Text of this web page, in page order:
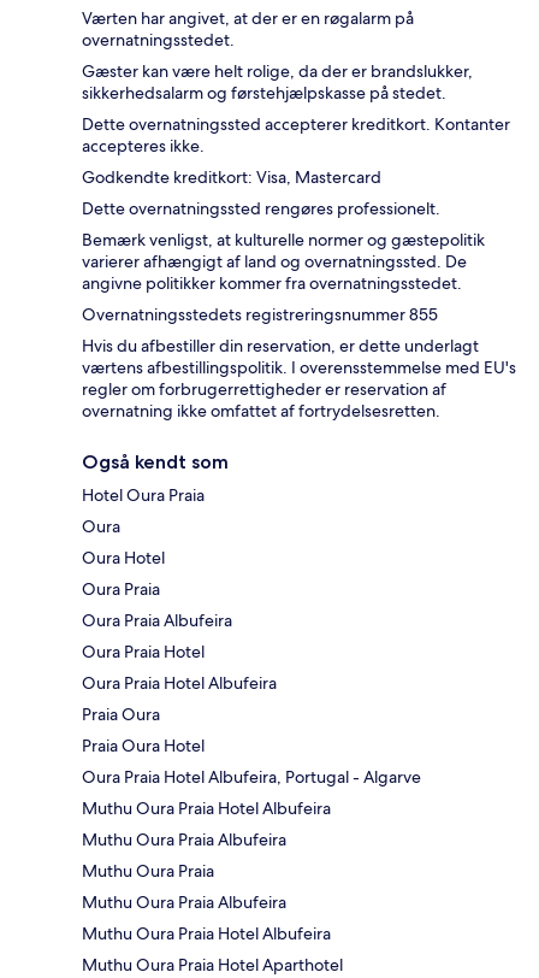
Værten har angivet, at der er en røgalarm på
overnatningsstedet.
Gæster kan være helt rolige, da der er brandslukker,
sikkerhedsalarm og førstehjælpskasse på stedet.
Dette overnatningssted accepterer kreditkort. Kontanter
accepteres ikke.
Godkendte kreditkort: Visa, Mastercard
Dette overnatningssted rengøres professionelt.
Bemærk venligst, at kulturelle normer og gæstepolitik
varierer afhængigt af land og overnatningssted. De
angivne politikker kommer fra overnatningsstedet.
Overnatningsstedets registreringsnummer 855
Hvis du afbestiller din reservation, er dette underlagt
værtens afbestillingspolitik. I overensstemmelse med EU's
regler om forbrugerrettigheder er reservation af
overnatning ikke omfattet af fortrydelsesretten.
Også kendt som
Hotel Oura Praia
Oura
Oura Hotel
Oura Praia
Oura Praia Albufeira
Oura Praia Hotel
Oura Praia Hotel Albufeira
Praia Oura
Praia Oura Hotel
Oura Praia Hotel Albufeira, Portugal - Algarve
Muthu Oura Praia Hotel Albufeira
Muthu Oura Praia Albufeira
Muthu Oura Praia
Muthu Oura Praia Albufeira
Muthu Oura Praia Hotel Albufeira
Muthu Oura Praia Hotel Aparthotel